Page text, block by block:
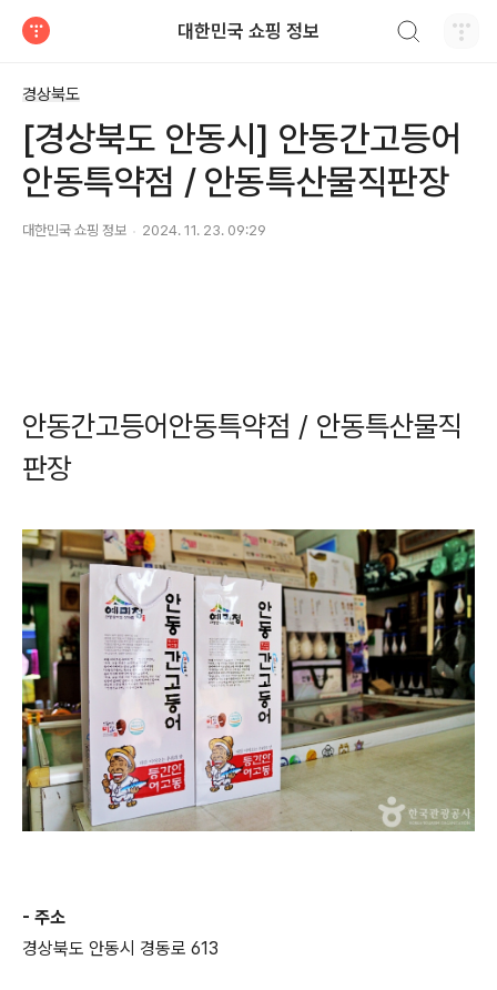
대한민국 쇼핑 정보
경상북도
[경상북도 안동시] 안동간고등어
안동특약점 / 안동특산물직판장
대한민국 쇼핑 정보 2024. 11. 23. 09:29
안동간고등어안동특약점 / 안동특산물직
판장
- 주소
경상북도 안동시 경동로 613